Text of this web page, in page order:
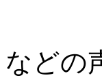
などの